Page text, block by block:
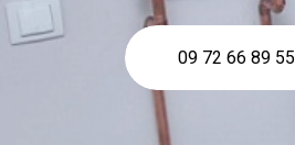
09 72 66 89 55